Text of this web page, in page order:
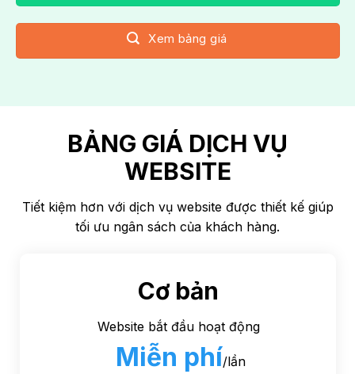
Xem bảng giá
BẢNG GIÁ DỊCH VỤ
WEBSITE
Tiết kiệm hơn với dịch vụ website được thiết kế giúp
tối ưu ngân sách của khách hàng.
Cơ bản
Website bắt đầu hoạt động
Miễn phí/lần